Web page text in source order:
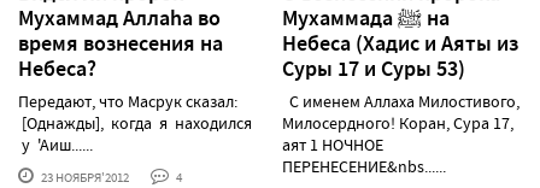
Мухаммад Аллаhа во
время вознесения на
Небеса?
Передают, что Масрук сказал:
[Однажды], когда я находился
у 'Аиш......
23 НОЯБРЯ'2012 4
Мухаммада ﷺ на
Небеса (Хадис и Аяты из
Суры 17 и Суры 53)
С именем Аллаха Милостивого,
Милосердного! Коран, Сура 17,
аят 1 НОЧНОЕ
ПЕРЕНЕСЕНИЕ&nbs......